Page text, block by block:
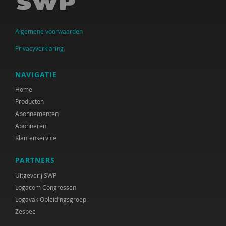
Ingrid Bakker
Cora Bartelink
Simon Bax
Mariëlle Beijersbergen
Dirck van Bekkum
Gülcan Bektas
Irene van Bentum
Els Beukers
Gabriël van Beusekom
Elske Bijlman
Algemene voorwaarden
Privacyverklaring
NAVIGATIE
Home
Producten
Abonnementen
Abonneren
Klantenservice
PARTNERS
Uitgeverij SWP
Logacom Congressen
Logavak Opleidingsgroep
Zesbee